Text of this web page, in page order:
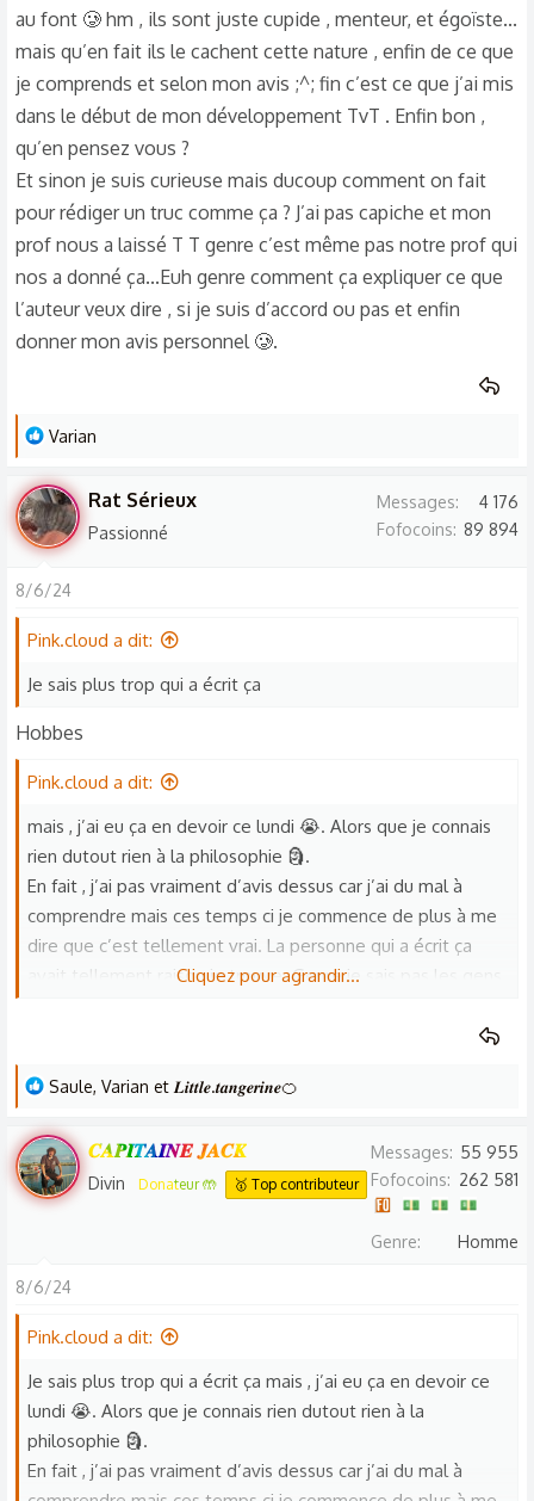
au font 🥲 hm , ils sont juste cupide , menteur, et égoïste...
mais qu’en fait ils le cachent cette nature , enfin de ce que
je comprends et selon mon avis ;^; fin c’est ce que j’ai mis
dans le début de mon développement TvT . Enfin bon ,
qu’en pensez vous ?
Et sinon je suis curieuse mais ducoup comment on fait
pour rédiger un truc comme ça ? J’ai pas capiche et mon
prof nous a laissé T T genre c’est même pas notre prof qui
nos a donné ça...Euh genre comment ça expliquer ce que
l’auteur veux dire , si je suis d’accord ou pas et enfin
donner mon avis personnel 🥲.
L
s
r
é
c
o
s
Varian
Rat Sérieux
Passionné
Messages
4 176
Fofocoins 89 894
8/6/24
Pink.cloud a dit:
Je sais plus trop qui a écrit ça
Hobbes
Pink.cloud a dit:
mais , j’ai eu ça en devoir ce lundi 😭. Alors que je connais
rien dutout rien à la philosophie 🗿.
En fait , j’ai pas vraiment d’avis dessus car j’ai du mal à
comprendre mais ces temps ci je commence de plus à me
dire que c’est tellement vrai. La personne qui a écrit ça
avait tellement raison je trouve. Genre je sais pas les gens
mais qu’en fait ils le cachent cette nature , enfin de ce que
dans le début de mon développement TvT . Enfin bon ,
qu’en pensez vous ?
Et sinon je suis curieuse mais ducoup comment on fait pour
rédiger un truc comme ça ? J’ai pas capiche et mon prof
nous a laissé T T genre c’est même pas notre prof qui nos
a donné ça...Euh genre comment ça expliquer ce que
Cliquez pour agrandir...
L
s
r
é
t
o
s
:
Saule, Varian et 𝑳𝒊𝒕𝒕𝒍𝒆.𝒕𝒂𝒏𝒈𝒆𝒓𝒊𝒏𝒆🍊
𝑪𝑨𝑷𝑰𝑻𝑨𝑰𝑵𝑬 𝑱𝑨𝑪𝑲
Divin Donateur 🤲 🥇 Top contributeur
Messages
55 955
Fofocoins
262 581
Genre Homme
8/6/24
Pink.cloud a dit:
Je sais plus trop qui a écrit ça mais , j’ai eu ça en devoir ce
lundi 😭. Alors que je connais rien dutout rien à la
philosophie 🗿.
En fait , j’ai pas vraiment d’avis dessus car j’ai du mal à